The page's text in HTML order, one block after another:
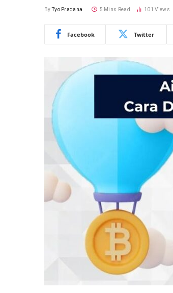
By Tyo Pradana 5 Mins Read 101Views
Facebook Twitter